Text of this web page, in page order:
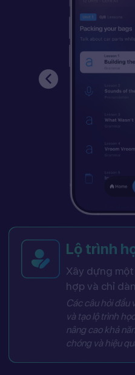
Lộ trình
Xây dựng
hợp và chỉ
Các câu hỏi đầu
và tạo lộ trình
nâng cao khả
chóng và hiệu